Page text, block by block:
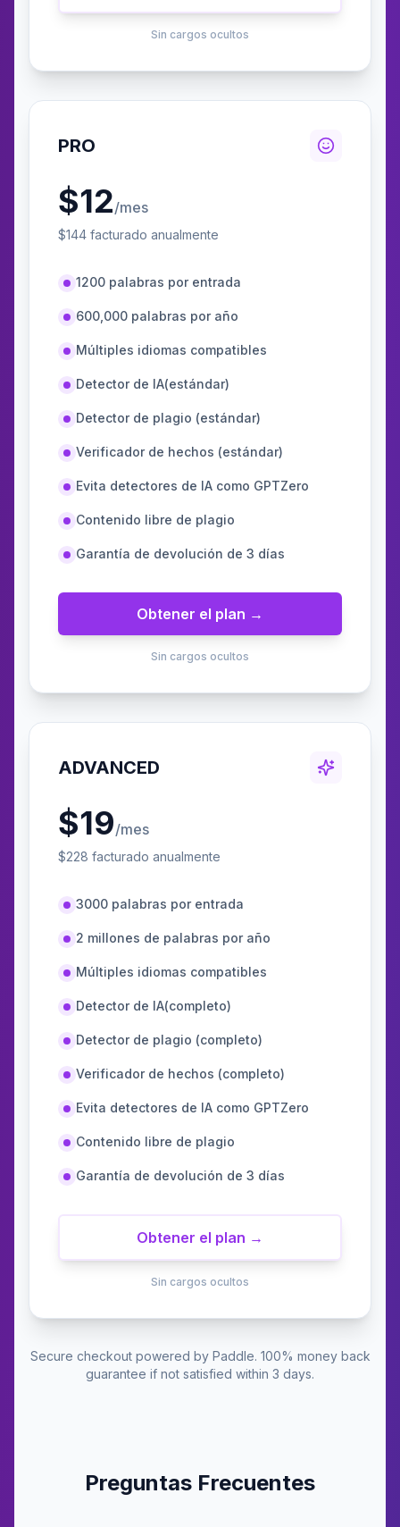
Sin cargos ocultos
PRO
$12/mes
$144 facturado anualmente
1200 palabras por entrada
600,000 palabras por año
Múltiples idiomas compatibles
Detector de IA(estándar)
Detector de plagio (estándar)
Verificador de hechos (estándar)
Evita detectores de IA como GPTZero
Contenido libre de plagio
Garantía de devolución de 3 días
Obtener el plan →
Sin cargos ocultos
ADVANCED
$19/mes
$228 facturado anualmente
3000 palabras por entrada
2 millones de palabras por año
Múltiples idiomas compatibles
Detector de IA(completo)
Detector de plagio (completo)
Verificador de hechos (completo)
Evita detectores de IA como GPTZero
Contenido libre de plagio
Garantía de devolución de 3 días
Obtener el plan →
Sin cargos ocultos
Secure checkout powered by Paddle. 100% money back
guarantee if not satisfied within 3 days.
Preguntas Frecuentes